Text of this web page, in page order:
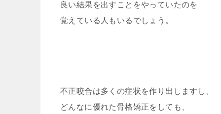
良い結果を出すことをやっていたのを
覚えている人もいるでしょう。
不正咬合は多くの症状を作り出しますし、
どんなに優れた骨格矯正をしても、